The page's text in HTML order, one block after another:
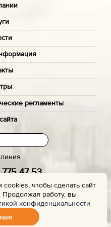
регламенты
47 53
с сайта
эксперту
чтобы сделать сайт
Продолжая работу, вы
конфиденциальности